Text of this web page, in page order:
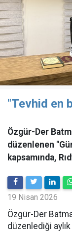
"Tevhid en
Özgür-Der
düzenlenen
kapsamında,
19 Nisan 2026
​Özgür-Der
düzenlediği